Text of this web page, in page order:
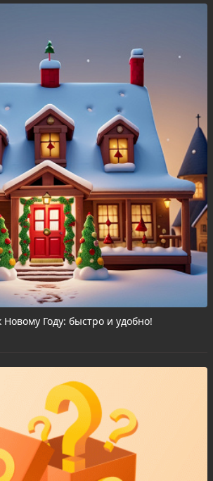
Году: быстро и удобно!